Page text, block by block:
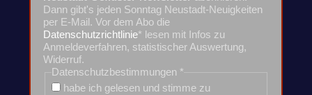
Dann gibt's jeden Sonntag Neustadt-Neuigkeiten
per E-Mail. Vor dem Abo die
Datenschutzrichtlinie* lesen mit Infos zu
Anmeldeverfahren, statistischer Auswertung,
Widerruf.
Datenschutzbestimmungen *
habe ich gelesen und stimme zu